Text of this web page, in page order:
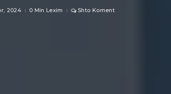
2024 0 Min Lexim Shto Koment